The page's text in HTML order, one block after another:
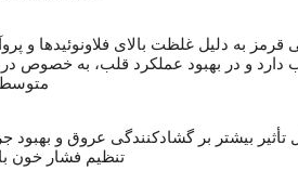
به دلیل غلظت بالای فلاونوئیدها و
و در بهبود عملکرد قلب، به خصوص
تأثیر بیشتر بر گشادکنندگی عروق و
تنظیم فشار خون